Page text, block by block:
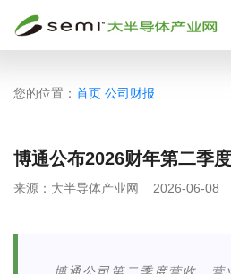
您的位置： 首页 公司财报
博通公布2026财年第二季
来源： 大半导体产业网 2026-06-08
博通公司第二季度营收、营